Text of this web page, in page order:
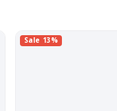
Sale 13%